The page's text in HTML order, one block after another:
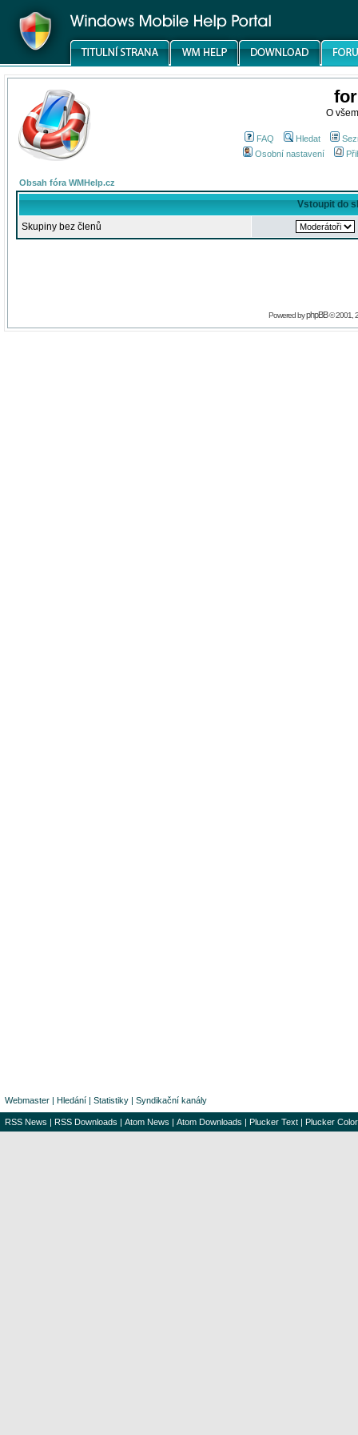
O
FAQ Hledat
Osobní nastavení
Obsah fóra WMHelp.cz
Vstoupit do
Skupiny bez členů
Powered byphpBB© 2001,
Webmaster | Hledání | Statistiky | Syndikační kanály
RSS News | RSS Downloads | Atom News | Atom Downloads | Plucker Text | Plucker Color